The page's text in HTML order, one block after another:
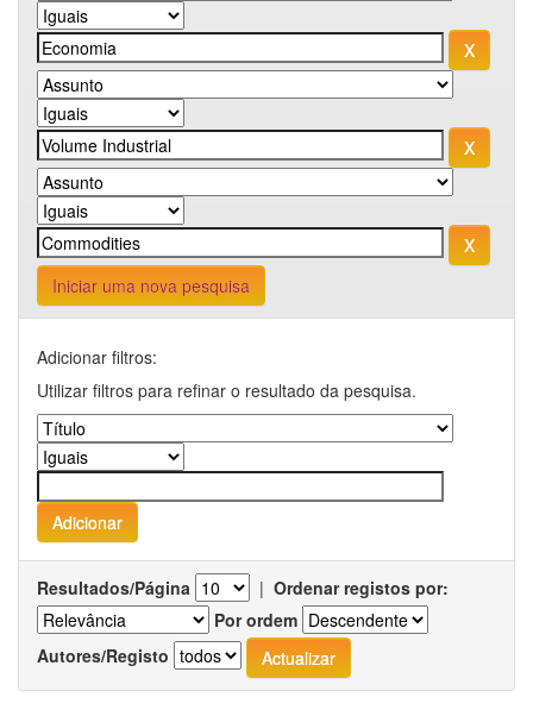
Iniciar uma nova pesquisa
Adicionar filtros:
Utilizar filtros para refinar o resultado da pesquisa.
Resultados/Página | Ordenar registos por:
Por ordem
Autores/Registo